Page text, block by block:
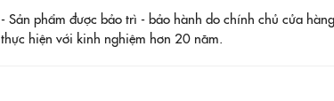
- Sản phẩm được bảo trì - bảo hành do chính chủ cửa hàng
thực hiện với kinh nghiệm hơn 20 năm.